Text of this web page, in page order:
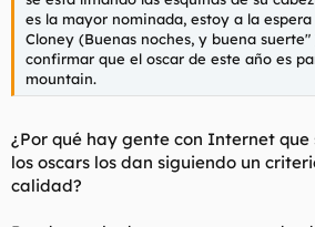
es la mayor nominada, estoy a la
Cloney (Buenas noches, y buena
confirmar que el oscar de este año es
mountain.
¿Por qué hay gente con Internet
los oscars los dan siguiendo un
calidad?